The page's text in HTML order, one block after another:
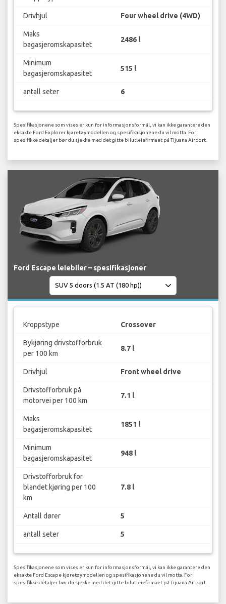
Drivhjul Four wheel drive (4WD)
Maks
bagasjeromskapasitet
2486 l
Minimum
bagasjeromskapasitet
515 l
antall seter 6
Spesifikasjonene som vises er kun for informasjonsformål, vi kan ikke garantere den
eksakte Ford Explorer kjøretøymodellen og spesifikasjonene du vil motta. For
spesifikke detaljer bør du sjekke med det gitte bilutleiefirmaet på Tijuana Airport.
Ford Escape leiebiler – spesifikasjoner
Kroppstype Crossover
Bykjøring drivstofforbruk
per 100 km
8.7 l
Drivhjul Front wheel drive
Drivstofforbruk på
motorvei per 100 km
7.1 l
Maks
bagasjeromskapasitet
1851 l
Minimum
bagasjeromskapasitet
948 l
Drivstofforbruk for
blandet kjøring per 100
km
7.8 l
Antall dører 5
antall seter 5
Spesifikasjonene som vises er kun for informasjonsformål, vi kan ikke garantere den
eksakte Ford Escape kjøretøymodellen og spesifikasjonene du vil motta. For
spesifikke detaljer bør du sjekke med det gitte bilutleiefirmaet på Tijuana Airport.